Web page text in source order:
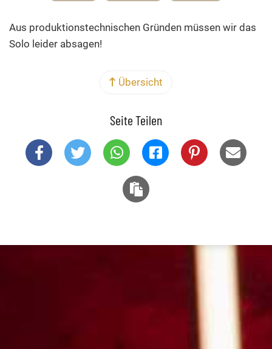
Aus produktionstechnischen Gründen müssen wir das
Solo leider absagen!
Übersicht
Seite Teilen